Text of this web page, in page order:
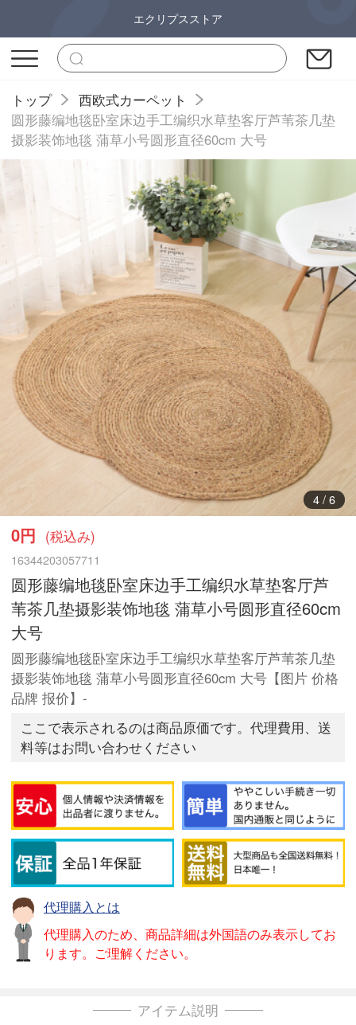
エクリプスストア
トップ
西欧式カーペット
圆形藤编地毯卧室床边手工编织水草垫客厅芦苇茶几垫
摄影装饰地毯 蒲草小号圆形直径60cm 大号
4/ 6
0円 (税込み)
16344203057711
圆形藤编地毯卧室床边手工编织水草垫客厅芦
苇茶几垫摄影装饰地毯 蒲草小号圆形直径60cm
大号
圆形藤编地毯卧室床边手工编织水草垫客厅芦苇茶几垫
摄影装饰地毯 蒲草小号圆形直径60cm 大号【图片 价格
品牌 报价】-
ここで表示されるのは商品原価です。代理費用、送
料等はお問い合わせください
代理購入とは
代理購入のため、商品詳細は外国語のみ表示してお
ります。ご理解ください。
アイテム説明